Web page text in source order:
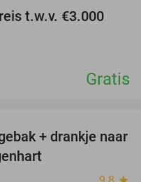
t.w.v. €3.000
Gratis
43%
+ drankje naar